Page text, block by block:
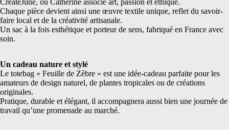
CreateJune, où Catherine associe art, passion et éthique.
Chaque pièce devient ainsi une œuvre textile unique, reflet du savoir-
faire local et de la créativité artisanale.
Un sac à la fois esthétique et porteur de sens, fabriqué en France avec
soin.
Un cadeau nature et stylé
Le totebag « Feuille de Zèbre » est une idée-cadeau parfaite pour les
amateurs de design naturel, de plantes tropicales ou de créations
originales.
Pratique, durable et élégant, il accompagnera aussi bien une journée de
travail qu’une promenade au marché.